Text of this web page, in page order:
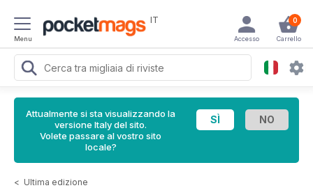
Menu
IT 0
Carrello
Accesso
Attualmente si sta visualizzando la
versione Italy del sito.
Volete passare al vostro sito
locale?
< Ultima edizione